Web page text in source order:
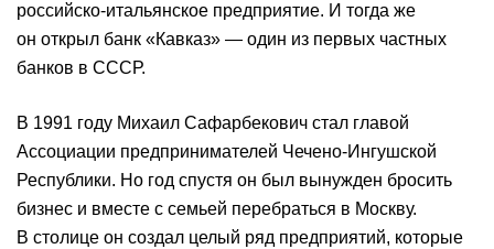
российско-итальянское предприятие. И тогда же
он открыл банк «Кавказ» — один из первых частных
банков в СССР.
В 1991 году Михаил Сафарбекович стал главой
Ассоциации предпринимателей Чечено-Ингушской
Республики. Но год спустя он был вынужден бросить
бизнес и вместе с семьей перебраться в Москву.
В столице он создал целый ряд предприятий, которые